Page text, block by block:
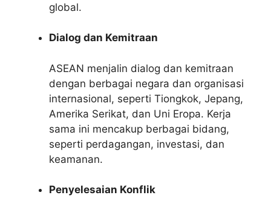
global.
Dialog dan Kemitraan
ASEAN menjalin dialog dan kemitraan
dengan berbagai negara dan organisasi
internasional, seperti Tiongkok, Jepang,
Amerika Serikat, dan Uni Eropa. Kerja
sama ini mencakup berbagai bidang,
seperti perdagangan, investasi, dan
keamanan.
Penyelesaian Konflik